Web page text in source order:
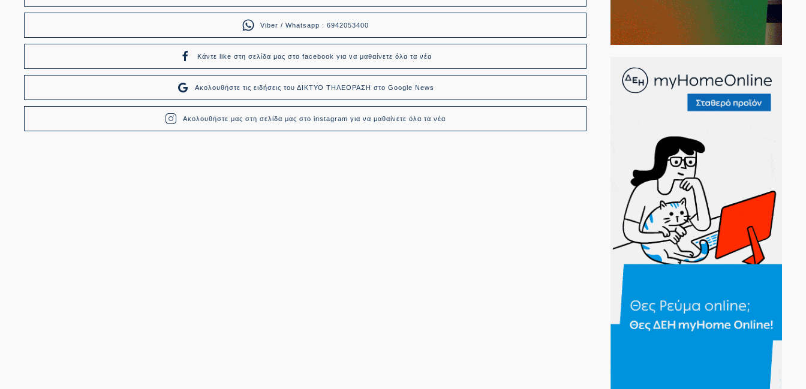
Viber / Whatsapp : 6942053400
Κάντε like στη σελίδα μας στο facebook για να μαθαίνετε όλα τα νέα
Ακολουθήστε τις ειδήσεις του ΔΙΚΤΥΟ ΤΗΛΕΟΡΑΣΗ στο Google News
Ακολουθήστε μας στη σελίδα μας στο instagram για να μαθαίνετε όλα τα νέα